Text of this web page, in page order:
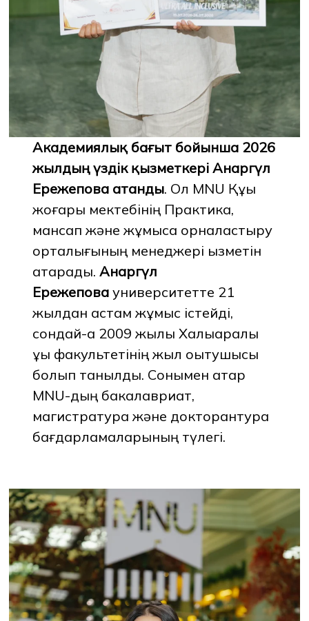
Академиялық бағыт бойынша 2026
жылдың үздік қызметкері Анаргүл
Ережепова атанды. Ол MNU Құқық
жоғары мектебінің Практика,
мансап және жұмысқа орналастыру
орталығының менеджері қызметін
атқарады.Анаргүл
Ережепова университетте 21
жылдан астам жұмыс істейді,
сондай-ақ 2009 жылы Халықаралық
құқық факультетінің жыл оқытушысы
болып танылды. Сонымен қатар
MNU-дың бакалавриат,
магистратура және докторантура
бағдарламаларының түлегі.